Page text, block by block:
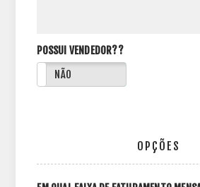
POSSUI VENDEDOR??
NÃO
OPÇÕES